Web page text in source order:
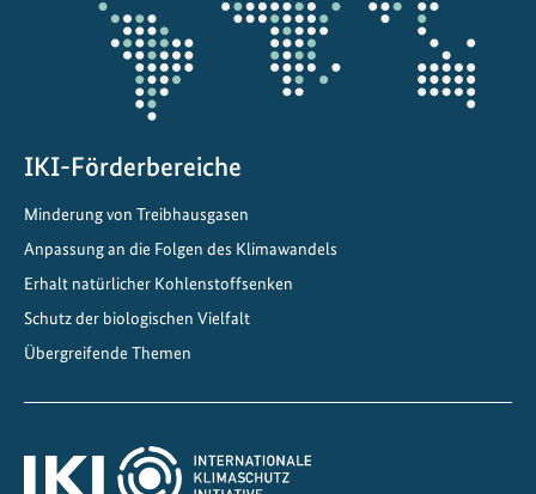
k
u
n
i
n
IKI-Förderbereiche
Minderung von Treibhausgasen
Anpassung an die Folgen des Klimawandels
Erhalt natürlicher Kohlenstoffsenken
Schutz der biologischen Vielfalt
Übergreifende Themen